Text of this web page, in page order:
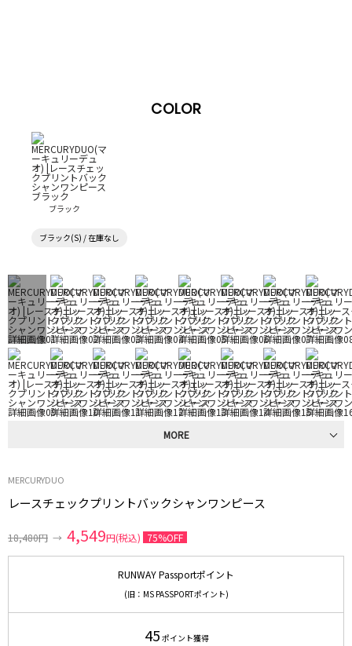
COLOR
ブラック
ブラック(S) / 在庫なし
MORE
MERCURYDUO
レースチェックプリントバックシャンワンピース
18,480円 → 4,549円(税込) 75%OFF
RUNWAY Passportポイント
(旧：MS PASSPORTポイント)
45 ポイント獲得